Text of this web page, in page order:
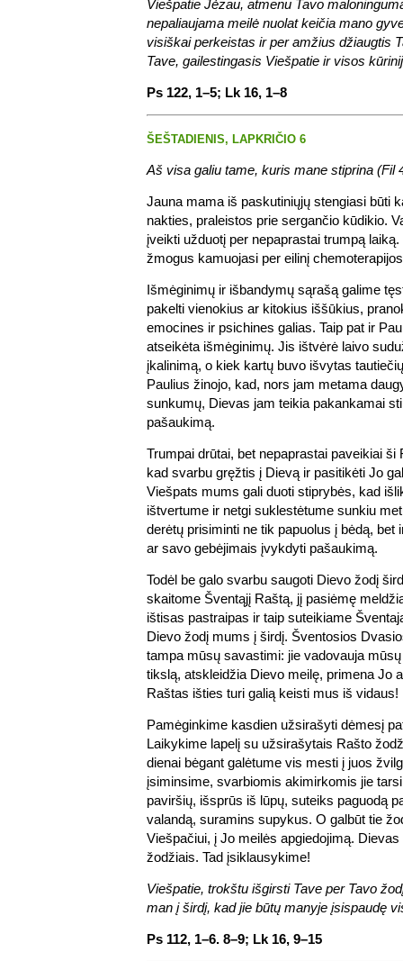
Viešpatie Jėzau, atmenu Tavo
nepaliaujama meilė nuolat keičia mano
visiškai perkeistas ir per amžius džiaugtis
Tave, gailestingasis Viešpatie ir visos
Ps 122, 1–5; Lk 16, 1–8
ŠEŠTADIENIS, LAPKRIČIO 6
Aš visa galiu tame, kuris mane stiprina (Fil
Jauna mama iš paskutiniųjų stengiasi būti
nakties, praleistos prie sergančio kūdikio.
įveikti užduotį per nepaprastai trumpą
žmogus kamuojasi per eilinį
Išmėginimų ir išbandymų sąrašą galime
pakelti vienokius ar kitokius iššūkius,
emocines ir psichines galias. Taip pat ir
atseikėta išmėginimų. Jis ištvėrė laivo
įkalinimą, o kiek kartų buvo išvytas
Paulius žinojo, kad, nors jam metama
sunkumų, Dievas jam teikia pakankamai
pašaukimą.
Trumpai drūtai, bet nepaprastai paveikiai ši
kad svarbu gręžtis į Dievą ir pasitikėti Jo
Viešpats mums gali duoti stiprybės, kad
ištvertume ir netgi suklestėtume sunkiu
derėtų prisiminti ne tik papuolus į bėdą, bet
ar savo gebėjimais įvykdyti pašaukimą.
Todėl be galo svarbu saugoti Dievo žodį
skaitome Šventąjį Raštą, jį pasiėmę
ištisas pastraipas ir taip suteikiame
Dievo žodį mums į širdį. Šventosios
tampa mūsų savastimi: jie vadovauja
tikslą, atskleidžia Dievo meilę, primena Jo
Raštas išties turi galią keisti mus iš vidaus!
Pamėginkime kasdien užsirašyti dėmesį
Laikykime lapelį su užsirašytais Rašto
dienai bėgant galėtume vis mesti į juos
įsiminsime, svarbiomis akimirkomis jie
paviršių, išsprūs iš lūpų, suteiks paguodą
valandą, suramins supykus. O galbūt tie
Viešpačiui, į Jo meilės apgiedojimą.
žodžiais. Tad įsiklausykime!
Viešpatie, trokštu išgirsti Tave per Tavo
man į širdį, kad jie būtų manyje įsispaudę
Ps 112, 1–6. 8–9; Lk 16, 9–15